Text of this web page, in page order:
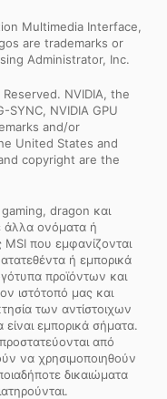
Multimedia Interface,
are trademarks or
Administrator, Inc.
NVIDIA, the
SYNC, NVIDIA GPU
and/or
United States and
copyright are the
dragon και
άλλα ονόματα ή
που εμφανίζονται
ή εμπορικά
προϊόντων και
ιστότοπό μας και
των αντίστοιχων
εμπορικά σήματα.
από
να χρησιμοποιηθούν
δικαιώματα